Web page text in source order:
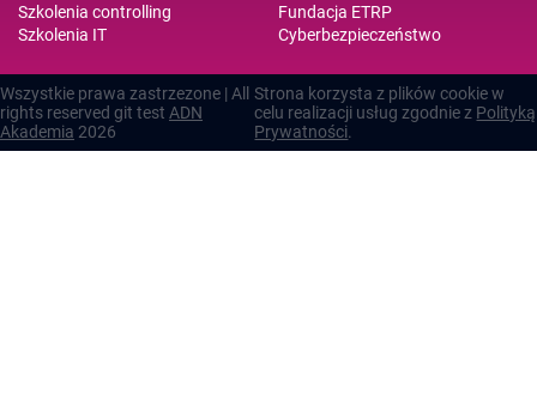
Szkolenia controlling
Szkolenia IT
Fundacja ETRP
Cyberbezpieczeństwo
Wszystkie prawa zastrzezone | All
rights reserved git test ADN
Akademia 2026
Strona korzysta z plików cookie w
celu realizacji usług zgodnie z Polityką
Prywatności.